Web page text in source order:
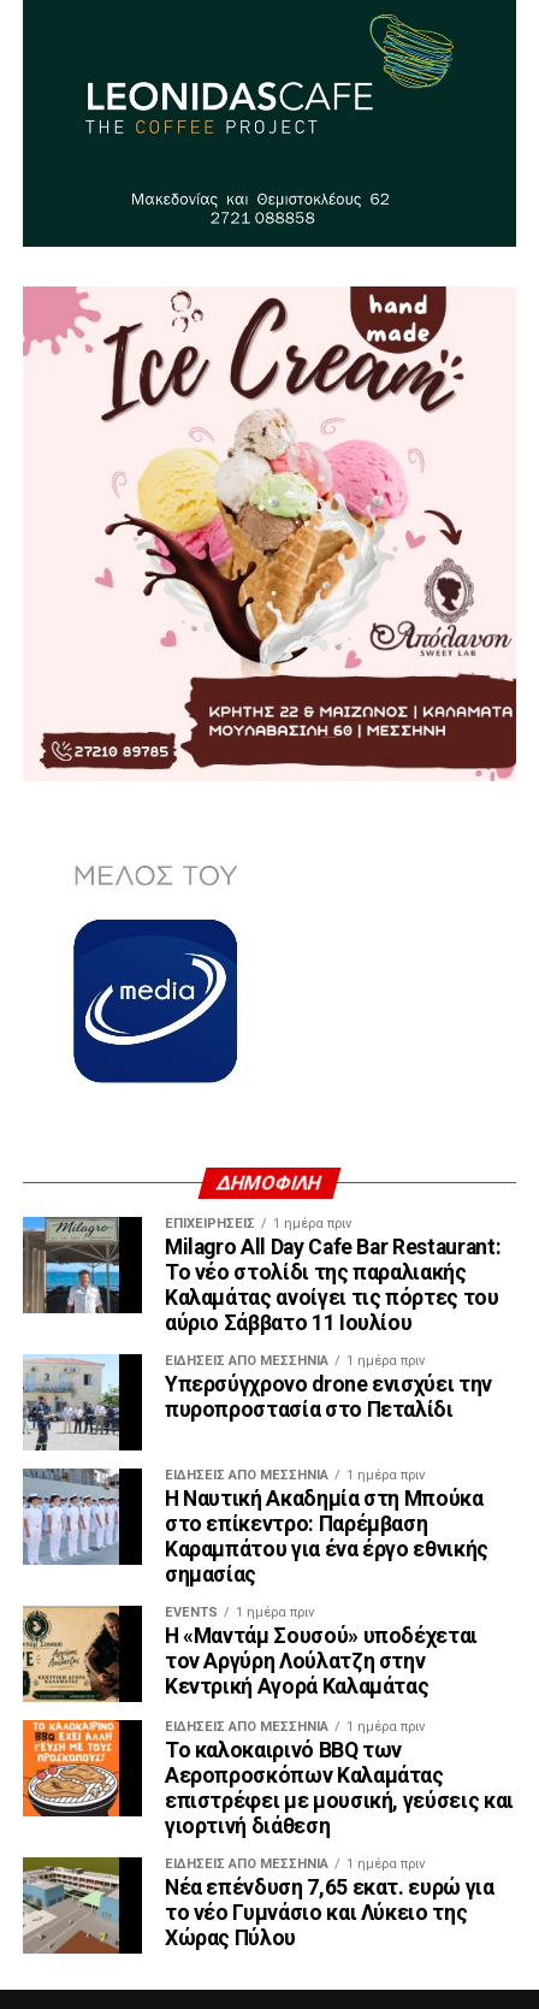
ΔΗΜΟΦΙΛΗ
ΕΠΙΧΕΙΡΉΣΕΙΣ 1 ημέρα πριν
Milagro All Day Cafe Bar Restaurant:
Το νέο στολίδι της παραλιακής
Καλαμάτας ανοίγει τις πόρτες του
αύριο Σάββατο 11 Ιουλίου
ΕΙΔΉΣΕΙΣ ΑΠΟ ΜΕΣΣΗΝΊΑ 1 ημέρα πριν
Υπερσύγχρονο drone ενισχύει την
πυροπροστασία στο Πεταλίδι
ΕΙΔΉΣΕΙΣ ΑΠΟ ΜΕΣΣΗΝΊΑ 1 ημέρα πριν
Η Ναυτική Ακαδημία στη Μπούκα
στο επίκεντρο: Παρέμβαση
Καραμπάτου για ένα έργο εθνικής
σημασίας
EVENTS 1 ημέρα πριν
Η «Μαντάμ Σουσού» υποδέχεται
τον Αργύρη Λούλατζη στην
Κεντρική Αγορά Καλαμάτας
ΕΙΔΉΣΕΙΣ ΑΠΟ ΜΕΣΣΗΝΊΑ 1 ημέρα πριν
Το καλοκαιρινό BBQ των
Αεροπροσκόπων Καλαμάτας
επιστρέφει με μουσική, γεύσεις και
γιορτινή διάθεση
ΕΙΔΉΣΕΙΣ ΑΠΟ ΜΕΣΣΗΝΊΑ 1 ημέρα πριν
Νέα επένδυση 7,65 εκατ. ευρώ για
το νέο Γυμνάσιο και Λύκειο της
Χώρας Πύλου